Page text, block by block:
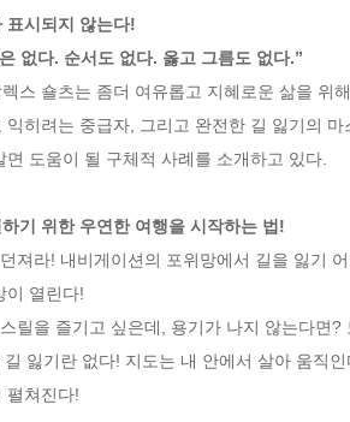
표시되지 않는다!
없다. 순서도 없다. 옳고 그름도 없다.”
스 숄츠는 좀더 여유롭고 지혜로운 삶을 위
익히려는 중급자, 그리고 완전한 길 잃기의
면 도움이 될 구체적 사례를 소개하고 있다.
기 위한 우연한 여행을 시작하는 법!
져라! 내비게이션의 포위망에서 길을 잃기
이 열린다!
릴을 즐기고 싶은데, 용기가 나지 않는다면
잃기란 없다! 지도는 내 안에서 살아 움직
펼쳐진다!